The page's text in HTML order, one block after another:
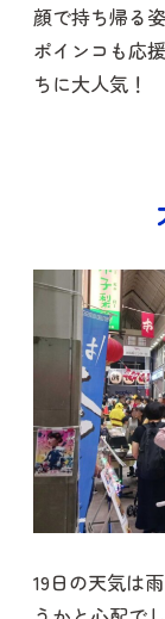
顔で持ち帰る
ポインコも応
ちに大人気！
19日の天気は